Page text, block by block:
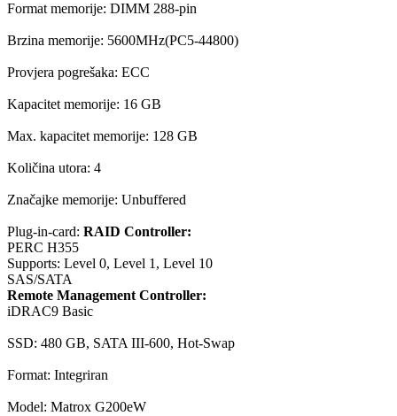
Format memorije: DIMM 288-pin
Brzina memorije: 5600MHz(PC5-44800)
Provjera pogrešaka: ECC
Kapacitet memorije: 16 GB
Max. kapacitet memorije: 128 GB
Količina utora: 4
Značajke memorije: Unbuffered
Plug-in-card: RAID Controller:
PERC H355
Supports: Level 0, Level 1, Level 10
SAS/SATA
Remote Management Controller:
iDRAC9 Basic
SSD: 480 GB, SATA III-600, Hot-Swap
Format: Integriran
Model: Matrox G200eW